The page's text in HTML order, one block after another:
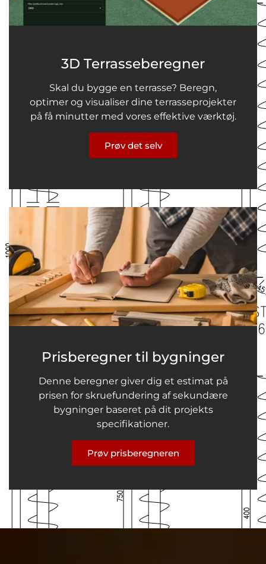
3D Terrasseberegner
Skal du bygge en terrasse? Beregn,
optimer og visualiser dine terrasseprojekter
på få minutter med vores effektive værktøj.
Prøv det selv
Prisberegner til bygninger
Denne beregner giver dig et estimat på
prisen for skruefundering af sekundære
bygninger baseret på dit projekts
specifikationer.
Prøv prisberegneren